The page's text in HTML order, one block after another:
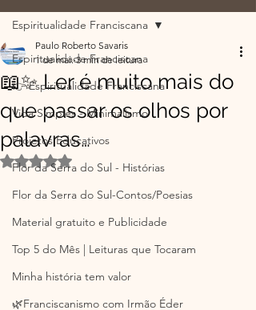
Espiritualidade Franciscana
👉 Espiritualidade Franciscana
Vida Simples - Minimalismo
Projetos Educativos
Flor da Serra do Sul - Histórias
Flor da Serra do Sul-Contos/Poesias
Material gratuito e Publicidade
Top 5 do Mês | Leituras que Tocaram
Minha história tem valor
🌿Franciscanismo com Irmão Éder
Espiritualidade Franciscana
📖✨ Ler é muito mais do
que passar os olhos por
palavras…
Paulo Roberto Savaris
1 de mai. 3 min de leitura
Avaliado com NaN de 5 estrelas.